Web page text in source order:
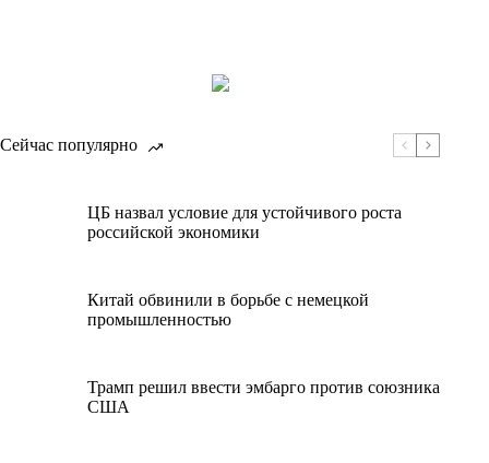
Сейчас популярно
ЦБ назвал условие для устойчивого роста
российской экономики
Китай обвинили в борьбе с немецкой
промышленностью
Трамп решил ввести эмбарго против союзника
США